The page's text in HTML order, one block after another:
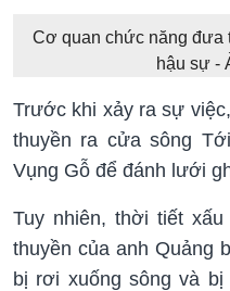
Cơ quan chức năng đưa
hậu sự -
Trước khi xảy ra sự
thuyền ra cửa sông
Vụng Gỗ để đánh lưới
Tuy nhiên, thời tiết
thuyền của anh Quảng
bị rơi xuống sông và